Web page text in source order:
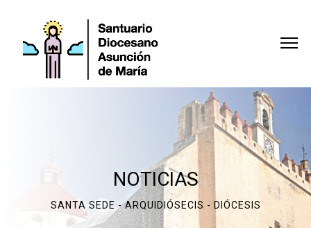
NOTICIAS
SANTA SEDE - ARQUIDIÓSECIS - DIÓCESIS